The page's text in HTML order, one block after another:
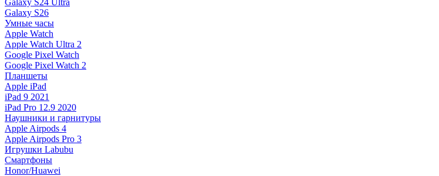
Galaxy S24 Ultra
Galaxy S26
Умные часы
Apple Watch
Apple Watch Ultra 2
Google Pixel Watch
Google Pixel Watch 2
Планшеты
Apple iPad
iPad 9 2021
iPad Pro 12.9 2020
Наушники и гарнитуры
Apple Airpods 4
Apple Airpods Pro 3
Игрушки Labubu
Смартфоны
Honor/Huawei